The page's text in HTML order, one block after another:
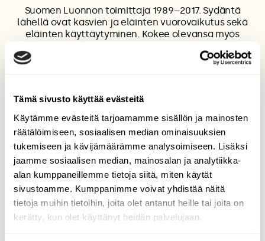
Tämä sivusto käyttää evästeitä
Käytämme evästeitä tarjoamamme sisällön ja mainosten
räätälöimiseen, sosiaalisen median ominaisuuksien
tukemiseen ja kävijämäärämme analysoimiseen. Lisäksi
jaamme sosiaalisen median, mainosalan ja analytiikka-
alan kumppaneillemme tietoja siitä, miten käytät
sivustoamme. Kumppanimme voivat yhdistää näitä
tietoja muihin tietoihin, joita olet antanut heille tai joita on
kerätty, kun olet käyttänyt heidän palvelujaan.
Suomen Luonnon toimittaja 1989–2017. Sydäntä
lähellä ovat kasvien ja eläinten vuorovaikutus sekä
eläinten käyttäytyminen. Kokee olevansa myös
Tilaa Suomen Luonto
Tue ajankohtaista ja asiantuntevaa
luonto- ja ympäristöjournalismia.